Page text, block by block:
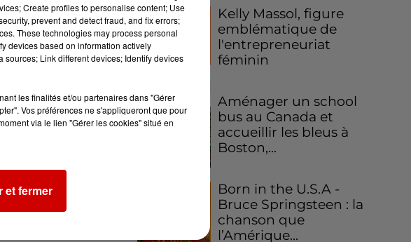
Kelly Massol, figure
emblématique de
l'entrepreneuriat
féminin
Aménager un school
bus au Canada et
accueillir les bleus à
Boston,...
Born in the U.S.A -
Bruce Springsteen : la
chanson que
l’Amérique...
Create profiles to personalise content; Use
prevent and detect fraud, and fix errors;
These technologies may process personal
devices based on information actively
Link different devices; Identify devices
les finalités et/ou partenaires dans "Gérer
Vos préférences ne s'appliqueront que pour
via le lien "Gérer les cookies" situé en
et fermer